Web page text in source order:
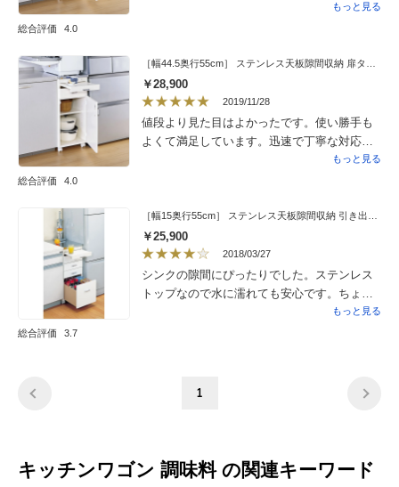
総合評価 4.0
やパーツの取り付けは女性二人で行いました
を一時置きすることもでき、とても便利で
す。下の収納部分の可動式の棚もいろいろな
パターンで設置できるので、かなり使いやす
いです。梱包も丁寧でしたし、大変満足して
います。
もっと見る
総合評価 4.0
￥28,900
2019/11/28
値段より見た目はよかったです。使い勝手も
よくて満足しています。迅速で丁寧な対応で
もっと見る
総合評価 3.7
￥25,900
2018/03/27
シンクの隙間にぴったりでした。ステンレス
トップなので水に濡れても安心です。ちょっ
としたものを収納するのにちょうど良かった
もっと見る
1
キッチンワゴン 調味料 の関連キーワード